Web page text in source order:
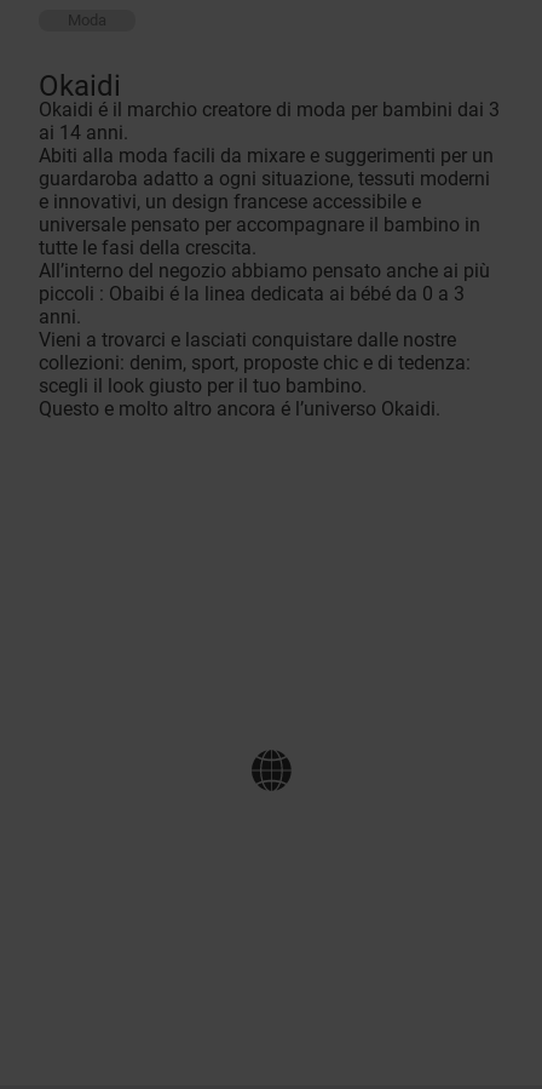
Moda
Okaidi
Okaidi é il marchio creatore di moda per bambini dai 3
ai 14 anni.
Abiti alla moda facili da mixare e suggerimenti per un
guardaroba adatto a ogni situazione, tessuti moderni
e innovativi, un design francese accessibile e
universale pensato per accompagnare il bambino in
tutte le fasi della crescita.
All’interno del negozio abbiamo pensato anche ai più
piccoli : Obaibi é la linea dedicata ai bébé da 0 a 3
anni.
Vieni a trovarci e lasciati conquistare dalle nostre
collezioni: denim, sport, proposte chic e di tedenza:
scegli il look giusto per il tuo bambino.
Questo e molto altro ancora é l’universo Okaidi.